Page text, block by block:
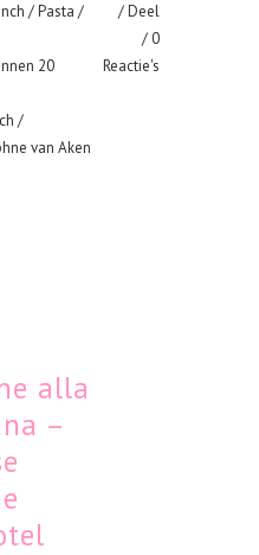
/Pasta /
20
/
van Aken
Deel
0
Reactie's
alla
–